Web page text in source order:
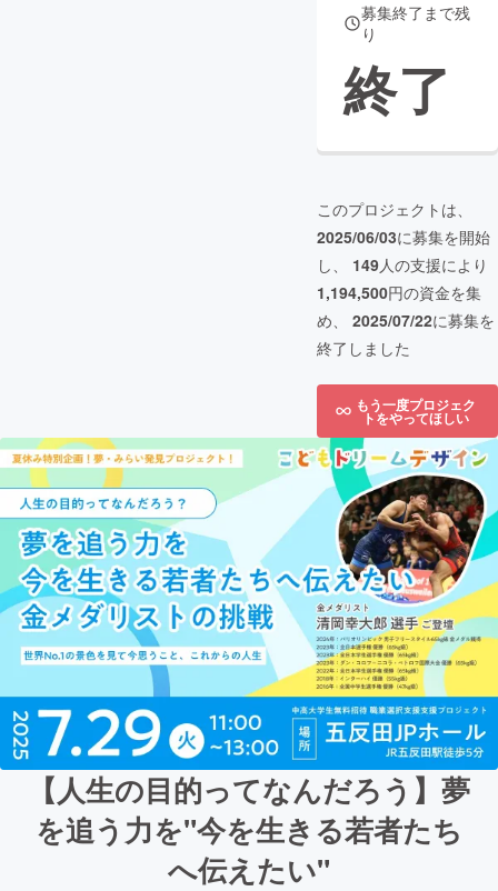
募集終了まで残
り
終了
このプロジェクトは、
2025/06/03に募集を開始
し、 149人の支援により
1,194,500円の資金を集
め、 2025/07/22に募集を
終了しました
もう一度プロジェク
トをやってほしい
【人生の目的ってなんだろう】夢
を追う力を"今を生きる若者たち
へ伝えたい"